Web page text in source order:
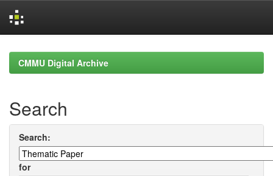
navigationCMMU Digital Archive
Search
Search:
for